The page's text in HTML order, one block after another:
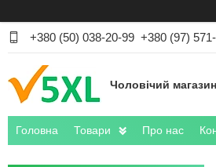
+380 (50) 038-20-99 +380 (97)
Чоловічий
Головна Товари Про нас